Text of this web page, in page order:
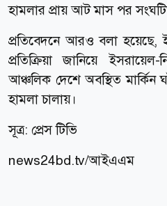
হামলার প্রায় আট মাস পর
প্রতিবেদনে আরও বলা হয়েছে,
প্রতিক্রিয়া জানিয়ে ইসরায়েল-
আঞ্চলিক দেশে অবস্থিত মার্কিন
হামলা চালায়।
সূত্র: প্রেস টিভি
news24bd.tv/আইএএম